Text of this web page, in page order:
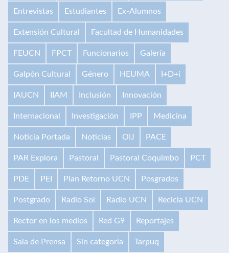
Entrevistas Estudiantes Ex-Alumnos
Extensión Cultural Facultad de Humanidades
FEUCN FPCT Funcionarios Galería
Galpón Cultural Género HEUMA I+D+i
IAUCN IIAM Inclusión Innovación
Internacional Investigación IPP Medicina
Noticia Portada Noticias OIJ PACE
PAR Explora Pastoral Pastoral Coquimbo PCT
PDE PEI Plan Retorno UCN Posgrados
Postgrado Radio Sol Radio UCN Recicla UCN
Rector en los medios Red G9 Reportajes
Sala de Prensa Sin categoría Tarpuq